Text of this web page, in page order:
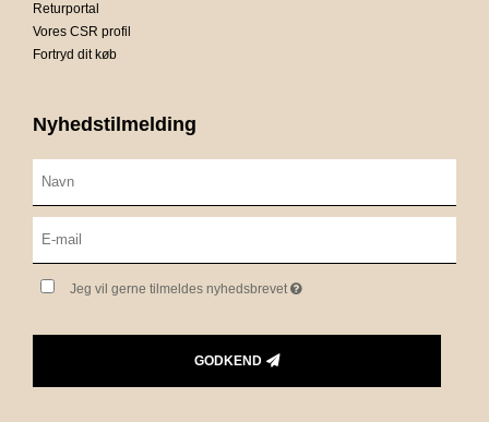
Returportal
Vores CSR profil
Fortryd dit køb
Nyhedstilmelding
Jeg vil gerne tilmeldes nyhedsbrevet
GODKEND